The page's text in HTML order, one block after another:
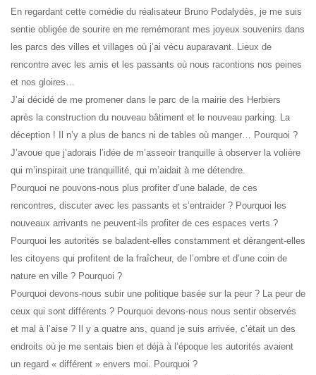
En regardant cette comédie du réalisateur Bruno Podalydès, je me suis
sentie obligée de sourire en me remémorant mes joyeux souvenirs dans
les parcs des villes et villages où j’ai vécu auparavant. Lieux de
rencontre avec les amis et les passants où nous racontions nos peines
et nos gloires…
J’ai décidé de me promener dans le parc de la mairie des Herbiers
après la construction du nouveau bâtiment et le nouveau parking. La
déception ! Il n’y a plus de bancs ni de tables où manger… Pourquoi ?
J’avoue que j’adorais l’idée de m’asseoir tranquille à observer la volière
qui m’inspirait une tranquillité, qui m’aidait à me détendre.
Pourquoi ne pouvons-nous plus profiter d’une balade, de ces
rencontres, discuter avec les passants et s’entraider ? Pourquoi les
nouveaux arrivants ne peuvent-ils profiter de ces espaces verts ?
Pourquoi les autorités se baladent-elles constamment et dérangent-elles
les citoyens qui profitent de la fraîcheur, de l’ombre et d’une coin de
nature en ville ? Pourquoi ?
Pourquoi devons-nous subir une politique basée sur la peur ? La peur de
ceux qui sont différents ? Pourquoi devons-nous nous sentir observés
et mal à l’aise ? Il y a quatre ans, quand je suis arrivée, c’était un des
endroits où je me sentais bien et déjà à l’époque les autorités avaient
un regard « différent » envers moi. Pourquoi ?